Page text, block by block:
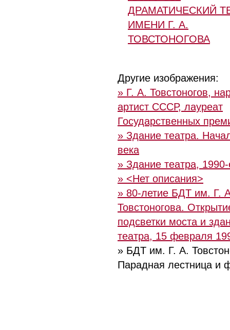
ДРАМАТИЧЕСКИЙ
ИМЕНИ Г. А.
ТОВСТОНОГОВА
Другие изображения:
» Г. А. Товстоногов,
артист СССР, лауреат
Государственных
» Здание театра.
века
» Здание театра, 1990-
» <Нет описания>
» 80-летие БДТ им. Г.
Товстоногова.
подсветки моста и
театра, 15 февраля
» БДТ им. Г. А.
Парадная лестница и